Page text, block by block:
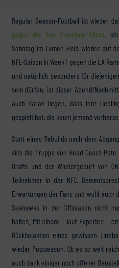
Regular Season-Football ist wieder
gegen die San Francisco 49ers,
Sonntag im Lumen Field wieder auf
NFL-Saison in Week 1 gegen die LA
und natürlich besonders für
sein dürfen, ist dieser Abend/
auch daran liegen, dass ihre
gespielt hat, die kaum jemand
Statt eines Rebuilds nach dem
sich die Truppe von Head Coach
Drafts und der Wiedergeburt von
Teilnehmer in der NFC.
Erwartungen der Fans und wohl auch
Seahawks in der Offseason nicht
halten. Mit einem – laut Experten –
Rückholaktion eines gewissen
wieder Postseason. Ob es so weit
auch dank einiger noch offener